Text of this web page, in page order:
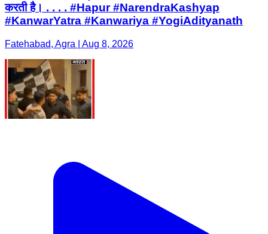
करती है। . . . . #Hapur #NarendraKashyap
#KanwarYatra #Kanwariya #YogiAdityanath
Fatehabad, Agra | Aug 8, 2026